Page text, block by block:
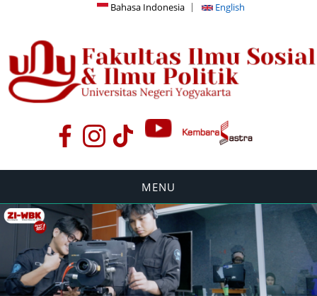
Bahasa Indonesia English
MENU